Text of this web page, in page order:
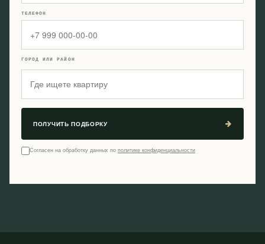
ТЕЛЕФОН
ГОРОД ИЛИ РАЙОН
ПОЛУЧИТЬ ПОДБОРКУ
Согласен на обработку данных по политике конфиденциальности